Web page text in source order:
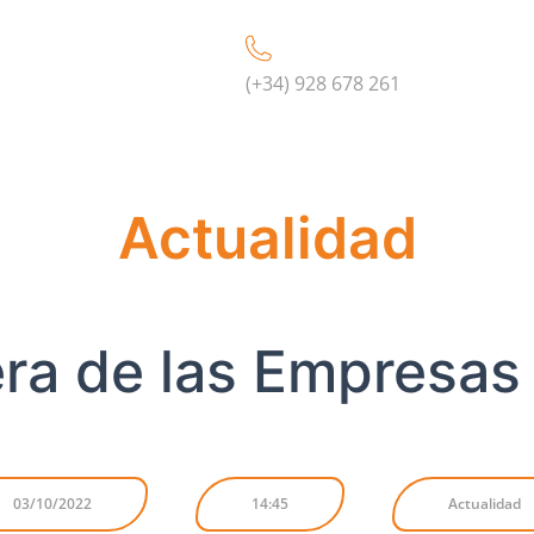
(+34) 928 678 261
Actualidad
de las
03/10/2022 14:45 Actualidad